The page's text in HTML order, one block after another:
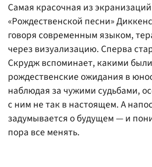
Самая красочная из экранизаций
«Рождественской песни»
говоря современным языком,
через визуализацию. Сперва
Скрудж вспоминает, какими
рождественские ожидания в
наблюдая за чужими судьбами,
с ним не так в настоящем. А
задумывается о будущем — и
пора все менять.